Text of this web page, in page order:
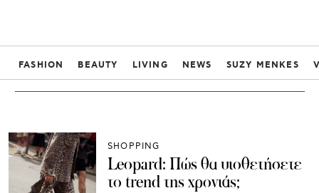
FASHION BEAUTY LIVING NEWS SUZY MENKES
SHOPPING
Leopard: Πώς θα υιοθετήσετε
το trend της χρονιάς;